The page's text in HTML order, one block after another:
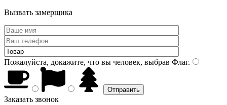
Вызвать замерщика
Пожалуйста, докажите, что вы человек, выбрав Флаг.
Заказать звонок